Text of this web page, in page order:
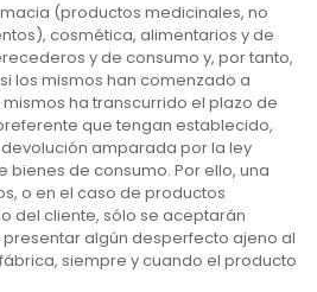
(productos medicinales, no
cosmética, alimentarios y de
y de consumo y, por tanto,
los mismos han comenzado a
ha transcurrido el plazo de
que tengan establecido,
amparada por la ley
bienes de consumo. Por ello, una
o en el caso de productos
del cliente, sólo se aceptarán
algún desperfecto ajeno al
siempre y cuando el producto